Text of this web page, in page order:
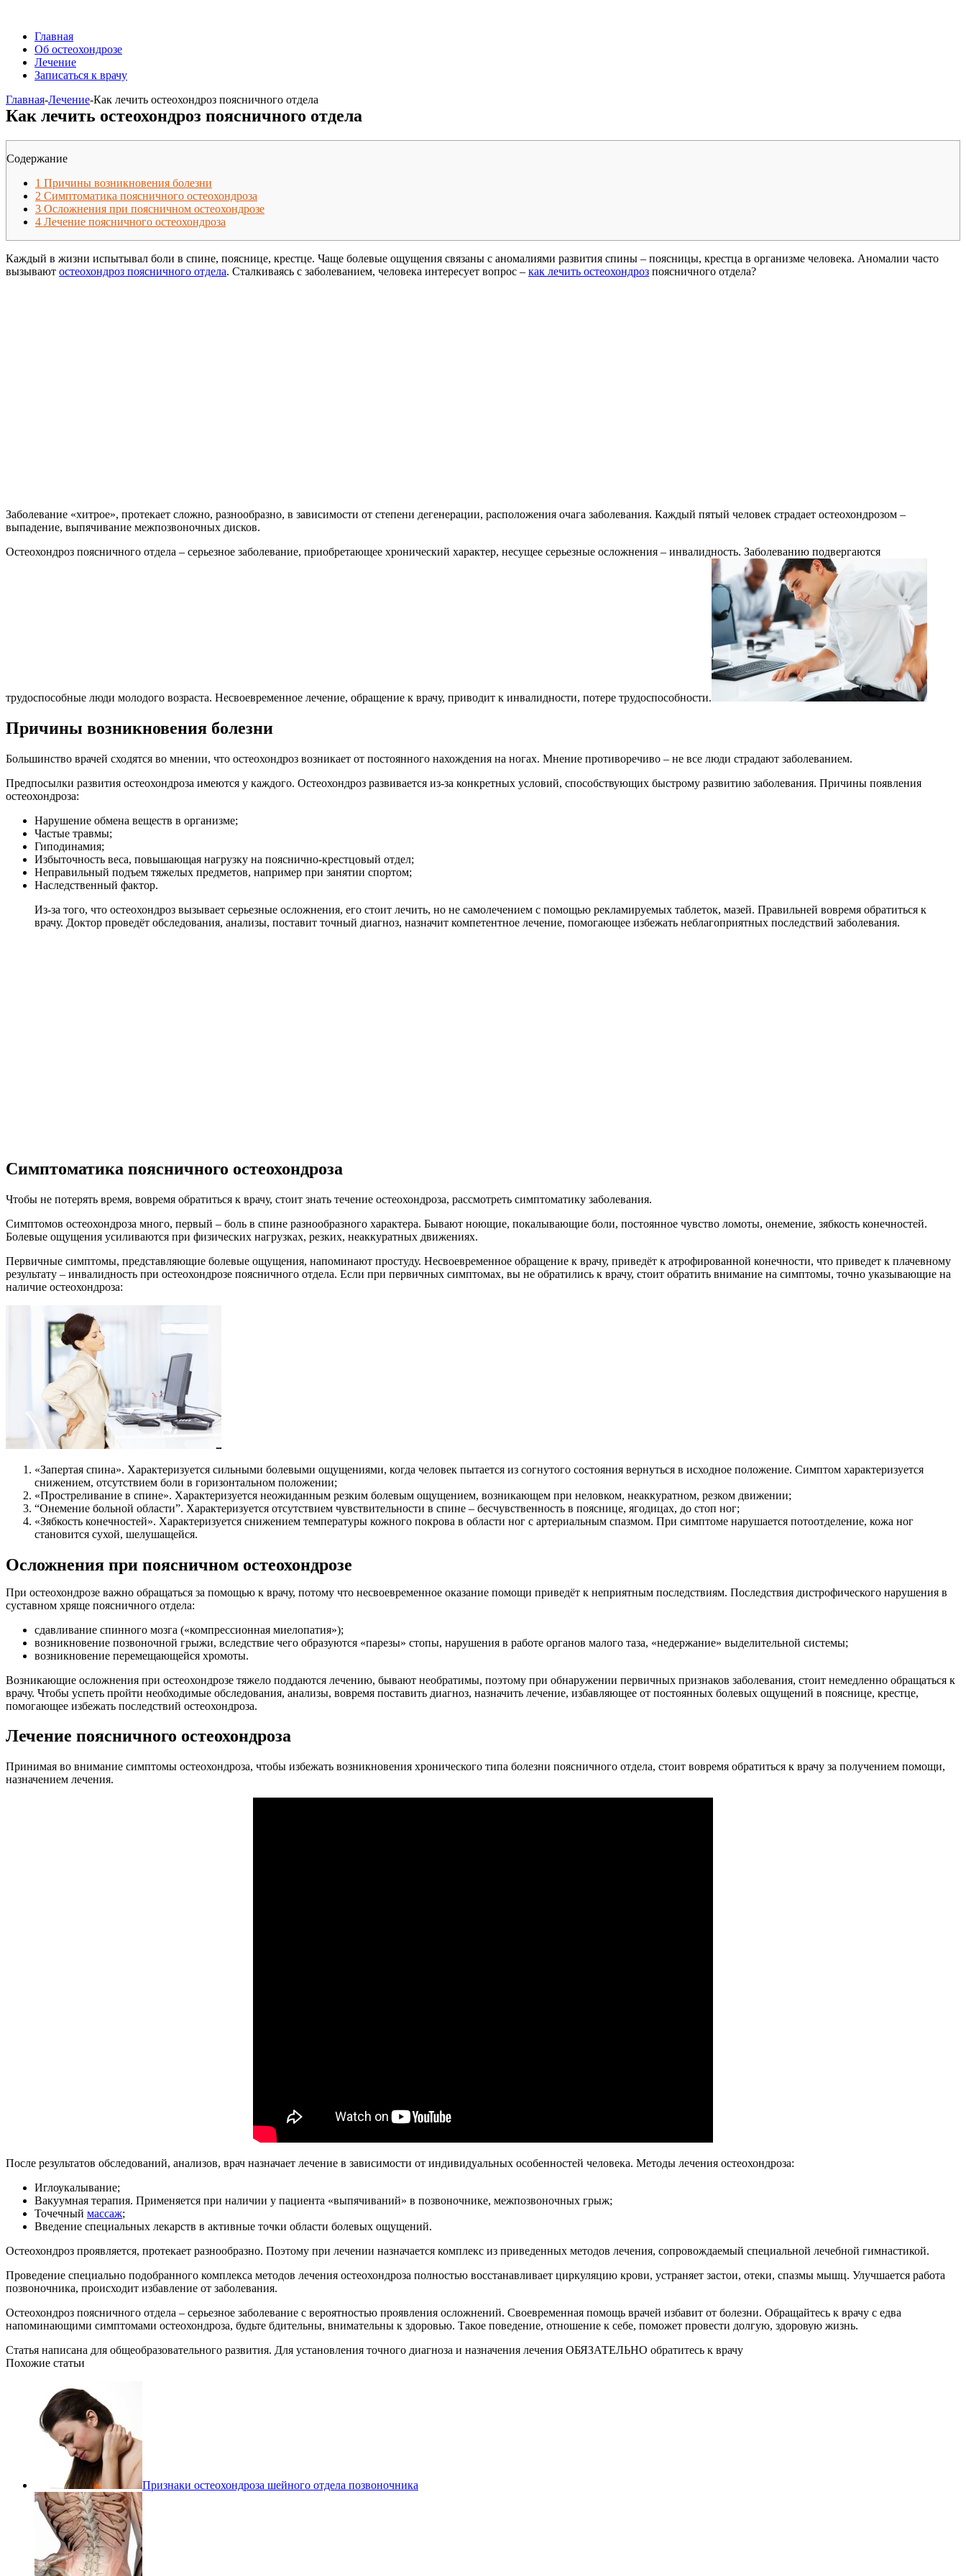
Главная
Об остеохондрозе
Лечение
Записаться к врачу
Главная-Лечение-Как лечить остеохондроз поясничного отдела
Как лечить остеохондроз поясничного отдела
Содержание
1 Причины возникновения болезни
2 Симптоматика поясничного остеохондроза
3 Осложнения при поясничном остеохондрозе
4 Лечение поясничного остеохондроза
Каждый в жизни испытывал боли в спине, пояснице, крестце. Чаще болевые ощущения связаны с аномалиями развития спины – поясницы, крестца в организме человека. Аномалии часто
вызывают остеохондроз поясничного отдела. Сталкиваясь с заболеванием, человека интересует вопрос – как лечить остеохондроз поясничного отдела?
Заболевание «хитрое», протекает сложно, разнообразно, в зависимости от степени дегенерации, расположения очага заболевания. Каждый пятый человек страдает остеохондрозом –
выпадение, выпячивание межпозвоночных дисков.
Остеохондроз поясничного отдела – серьезное заболевание, приобретающее хронический характер, несущее серьезные осложнения – инвалидность. Заболеванию подвергаются
трудоспособные люди молодого возраста. Несвоевременное лечение, обращение к врачу, приводит к инвалидности, потере трудоспособности.
Причины возникновения болезни
Большинство врачей сходятся во мнении, что остеохондроз возникает от постоянного нахождения на ногах. Мнение противоречиво – не все люди страдают заболеванием.
Предпосылки развития остеохондроза имеются у каждого. Остеохондроз развивается из-за конкретных условий, способствующих быстрому развитию заболевания. Причины появления
остеохондроза:
Нарушение обмена веществ в организме;
Частые травмы;
Гиподинамия;
Избыточность веса, повышающая нагрузку на пояснично-крестцовый отдел;
Неправильный подъем тяжелых предметов, например при занятии спортом;
Наследственный фактор.
Из-за того, что остеохондроз вызывает серьезные осложнения, его стоит лечить, но не самолечением с помощью рекламируемых таблеток, мазей. Правильней вовремя обратиться к
врачу. Доктор проведёт обследования, анализы, поставит точный диагноз, назначит компетентное лечение, помогающее избежать неблагоприятных последствий заболевания.
Симптоматика поясничного остеохондроза
Чтобы не потерять время, вовремя обратиться к врачу, стоит знать течение остеохондроза, рассмотреть симптоматику заболевания.
Симптомов остеохондроза много, первый – боль в спине разнообразного характера. Бывают ноющие, покалывающие боли, постоянное чувство ломоты, онемение, зябкость конечностей.
Болевые ощущения усиливаются при физических нагрузках, резких, неаккуратных движениях.
Первичные симптомы, представляющие болевые ощущения, напоминают простуду. Несвоевременное обращение к врачу, приведёт к атрофированной конечности, что приведет к плачевному
результату – инвалидность при остеохондрозе поясничного отдела. Если при первичных симптомах, вы не обратились к врачу, стоит обратить внимание на симптомы, точно указывающие на
наличие остеохондроза:
«Запертая спина». Характеризуется сильными болевыми ощущениями, когда человек пытается из согнутого состояния вернуться в исходное положение. Симптом характеризуется
снижением, отсутствием боли в горизонтальном положении;
«Простреливание в спине». Характеризуется неожиданным резким болевым ощущением, возникающем при неловком, неаккуратном, резком движении;
“Онемение больной области”. Характеризуется отсутствием чувствительности в спине – бесчувственность в пояснице, ягодицах, до стоп ног;
«Зябкость конечностей». Характеризуется снижением температуры кожного покрова в области ног с артериальным спазмом. При симптоме нарушается потоотделение, кожа ног
становится сухой, шелушащейся.
Осложнения при поясничном остеохондрозе
При остеохондрозе важно обращаться за помощью к врачу, потому что несвоевременное оказание помощи приведёт к неприятным последствиям. Последствия дистрофического нарушения в
суставном хряще поясничного отдела:
сдавливание спинного мозга («компрессионная миелопатия»);
возникновение позвоночной грыжи, вследствие чего образуются «парезы» стопы, нарушения в работе органов малого таза, «недержание» выделительной системы;
возникновение перемещающейся хромоты.
Возникающие осложнения при остеохондрозе тяжело поддаются лечению, бывают необратимы, поэтому при обнаружении первичных признаков заболевания, стоит немедленно обращаться к
врачу. Чтобы успеть пройти необходимые обследования, анализы, вовремя поставить диагноз, назначить лечение, избавляющее от постоянных болевых ощущений в пояснице, крестце,
помогающее избежать последствий остеохондроза.
Лечение поясничного остеохондроза
Принимая во внимание симптомы остеохондроза, чтобы избежать возникновения хронического типа болезни поясничного отдела, стоит вовремя обратиться к врачу за получением помощи,
назначением лечения.
После результатов обследований, анализов, врач назначает лечение в зависимости от индивидуальных особенностей человека. Методы лечения остеохондроза:
Иглоукалывание;
Вакуумная терапия. Применяется при наличии у пациента «выпячиваний» в позвоночнике, межпозвоночных грыж;
Точечный массаж;
Введение специальных лекарств в активные точки области болевых ощущений.
Остеохондроз проявляется, протекает разнообразно. Поэтому при лечении назначается комплекс из приведенных методов лечения, сопровождаемый специальной лечебной гимнастикой.
Проведение специально подобранного комплекса методов лечения остеохондроза полностью восстанавливает циркуляцию крови, устраняет застои, отеки, спазмы мышц. Улучшается работа
позвоночника, происходит избавление от заболевания.
Остеохондроз поясничного отдела – серьезное заболевание с вероятностью проявления осложнений. Своевременная помощь врачей избавит от болезни. Обращайтесь к врачу с едва
напоминающими симптомами остеохондроза, будьте бдительны, внимательны к здоровью. Такое поведение, отношение к себе, поможет провести долгую, здоровую жизнь.
Статья написана для общеобразовательного развития. Для установления точного диагноза и назначения лечения ОБЯЗАТЕЛЬНО обратитесь к врачу
Похожие статьи
Признаки остеохондроза шейного отдела позвоночника